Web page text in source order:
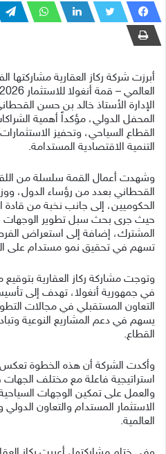
أبرزت شركة ركاز العقارية مشاركتها
الإدارة الأستاذ خالد بن حسن
المحفل الدولي، مؤكداً أهمية
القطاع السياحي، وتحفيز
التنمية الاقتصادية المستدامة.
وشهدت أعمال القمة سلسلة من
القحطاني بعدد من رؤساء الدول،
الحكوميين، إلى جانب نخبة من قادة
حيث جرى بحث سبل تطوير الوجهات
المشترك، إضافة إلى استعراض
تسهم في تحقيق نمو مستدام على
وتوجت مشاركة ركاز العقارية
في جمهورية أنغولا، تهدف إلى
التعاون المستقبلي في مجالات
يسهم في دعم المشاريع النوعية
القطاع.
وأكدت الشركة أن هذه الخطوة تعكس
استراتيجية فاعلة مع مختلف
والعمل على تمكين الوجهات
الاستثمار المستدام والتعاون
العالمية.